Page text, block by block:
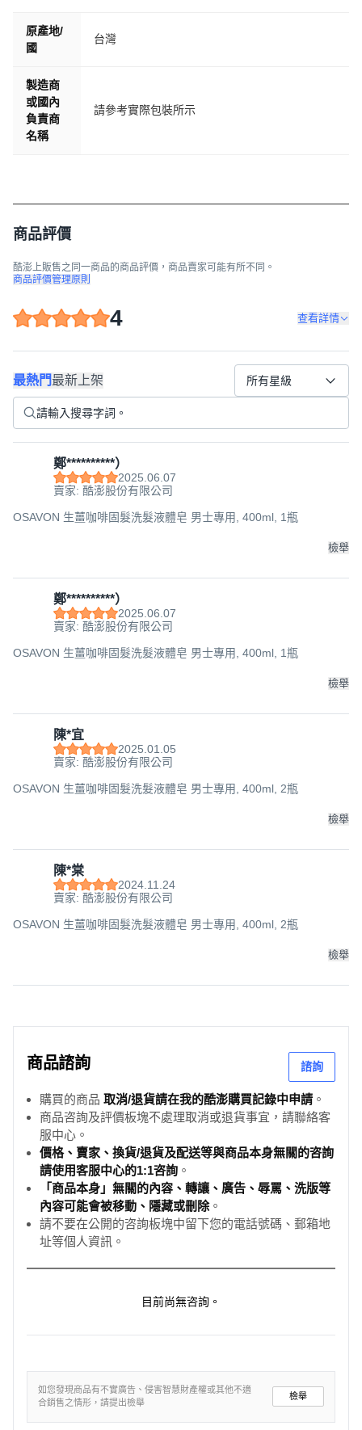
原產地/
國
台灣
製造商
或國內
負責商
名稱
請參考實際包裝所示
商品評價
酷澎上販售之同一商品的商品評價，商品賣家可能有所不同。
商品評價管理原則
4 查看詳情
最熱門最新上架 所有星級
鄭**********）
2025.06.07
賣家: 酷澎股份有限公司
OSAVON 生薑咖啡固髮洗髮液體皂 男士專用, 400ml, 1瓶
檢舉
鄭**********）
2025.06.07
賣家: 酷澎股份有限公司
OSAVON 生薑咖啡固髮洗髮液體皂 男士專用, 400ml, 1瓶
檢舉
陳*宜
2025.01.05
賣家: 酷澎股份有限公司
OSAVON 生薑咖啡固髮洗髮液體皂 男士專用, 400ml, 2瓶
檢舉
陳*棠
2024.11.24
賣家: 酷澎股份有限公司
OSAVON 生薑咖啡固髮洗髮液體皂 男士專用, 400ml, 2瓶
檢舉
商品諮詢 諮詢
購買的商品 取消/退貨請在我的酷澎購買記錄中申請 。
商品咨詢及評價板塊不處理取消或退貨事宜，請聯絡客
服中心。
價格、賣家、換貨/退貨及配送等與商品本身無關的咨詢
請使用客服中心的1:1咨詢 。
「商品本身」無關的內容、轉讓、廣告、辱罵、洗版等
內容可能會被移動、隱藏或刪除。
請不要在公開的咨詢板塊中留下您的電話號碼、郵箱地
址等個人資訊。
目前尚無咨詢。
如您發現商品有不實廣告、侵害智慧財產權或其他不適
合銷售之情形，請提出檢舉
檢舉